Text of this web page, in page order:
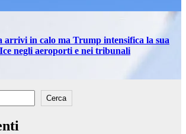
arrivi in calo ma Trump intensifica la sua
negli aeroporti e nei tribunali
Cerca